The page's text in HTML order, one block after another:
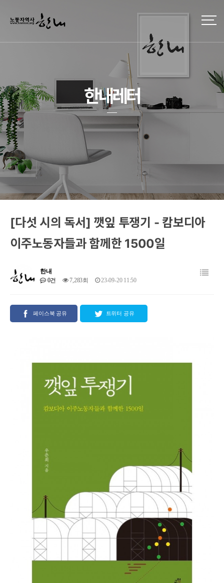
한내레터
[다섯 시의 독서] 깻잎 투쟁기 - 캄보디아
이주노동자들과 함께한 1500일
한내
0건
7,283회 23-09-20 11:50
페이스북 공유 트위터 공유